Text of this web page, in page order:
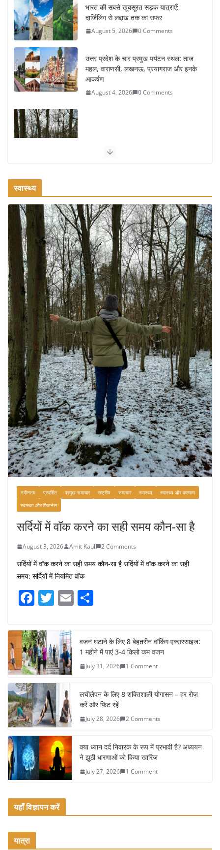
उत्तर प्रदेश के चार प्रमुख पर्यटन स्थल: ताज
महल, वाराणसी, लखनऊ, प्रयागराज और इनके
आकर्षण
सर्दियों में वॉक करने का सही समय कौन-सा है
ऑफबीट समर डेस्टिनेशन: गर्मियों के लिए 7 बेहतरीन ठंडी जगहें – भीड़ से
August 2, 2026
भारत में दर्शनीय 10 सबसे प्रसिद्ध मंदिर:
आस्था, इतिहास और वास्तुकला के अद्भुत
प्रतीक
August 9, 2026 0 Comments
अतुल्य भारत: देश के 5 सबसे अनदेखे और
रहस्यमयी स्थान
August 8, 2026 2 Comments
स्वास्थ्य
नवीनतम प्रदर्शित प्रमुख समाचार राष्ट्रीय समाचार स्वास्थ्य
स्वास्थ्य और कल्याण
स्वास्थ्य और फिटनेस
सर्दियों में वॉक करने का सही समय कौन-सा है
August 3, 2026 Amit Kaul 2 Comments
सर्दियों में वॉक करने का सही समय कौन-सा है सर्दियों में वॉक करने का सही
समय: सर्दियों में नियमित वॉक
F
c
e
b
o
o
k
T
itt
er
E
e
वजन घटाने के लिए 8 बेहतरीन वॉकिंग एक्सरसाइज:
1 महीने में पाएं 3-4 किलो कम वजन
July 31, 2026 1 Comment
लचीलेपन के लिए 8 शक्तिशाली योगासन – हर रोज़
करें और फिट रहें
July 28, 2026 2 Comments
क्या ध्यान दर्द निवारक के रूप में प्रभावी है? अध्ययन
ने झूठी धारणाओं को किया खारिज
July 27, 2026 1 Comment
यहाँ विज्ञापन करें
यात्रा